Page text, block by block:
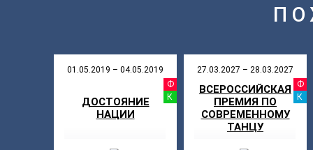
01.05.2019 – 04.05.2019
КОНКУРС
ДОСТОЯНИЕ
НАЦИИ
27.03.2027 – 28.03.2027
ВСЕРОССИЙСКАЯ
ПРЕМИЯ ПО
СОВРЕМЕННОМУ
ТАНЦУ